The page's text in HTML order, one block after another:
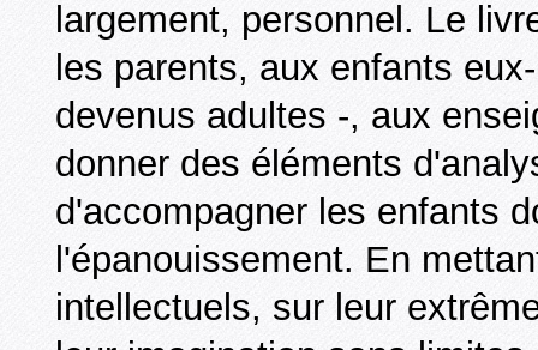
largement, personnel. Le
les parents, aux enfants
devenus adultes -, aux
donner des éléments
d'accompagner les enfants
l'épanouissement. En
intellectuels, sur leur